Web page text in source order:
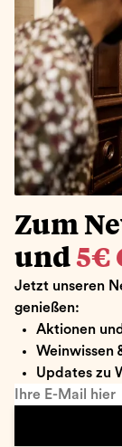
Zum
und 5€
Jetzt unseren
genießen:
Aktionen
Weinwissen
Updates zu
Ihre E-Mail hier